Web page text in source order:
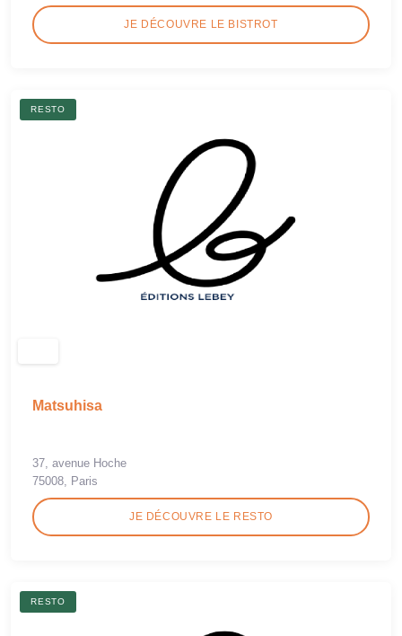
JE DÉCOUVRE LE BISTROT
RESTO
Matsuhisa
37, avenue Hoche
75008, Paris
JE DÉCOUVRE LE RESTO
RESTO